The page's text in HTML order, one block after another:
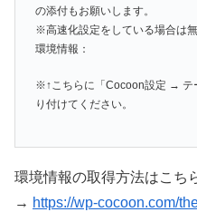
の添付もお願いします。
※高速化設定をしている場合は無
環境情報：
※↑こちらに「Cocoon設定 → テ
り付けてください。
環境情報の取得方法はこち
→ https://wp-cocoon.com/